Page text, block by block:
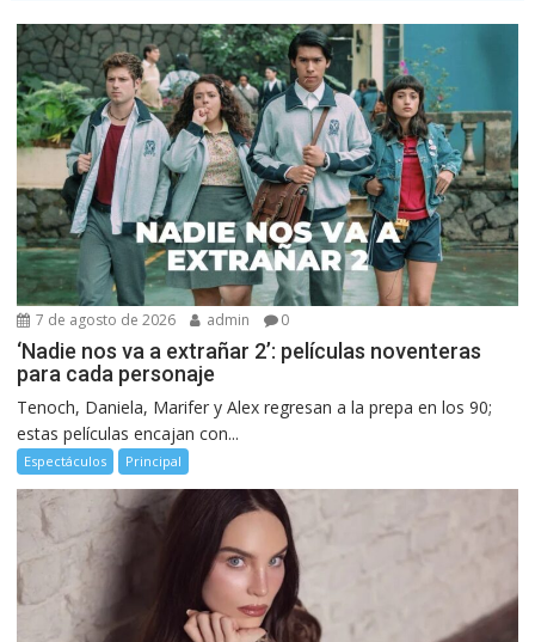
7 de agosto de 2026 admin 0
‘Nadie nos va a extrañar 2’: películas noventeras
para cada personaje
Tenoch, Daniela, Marifer y Alex regresan a la prepa en los 90;
estas películas encajan con...
Espectáculos Principal